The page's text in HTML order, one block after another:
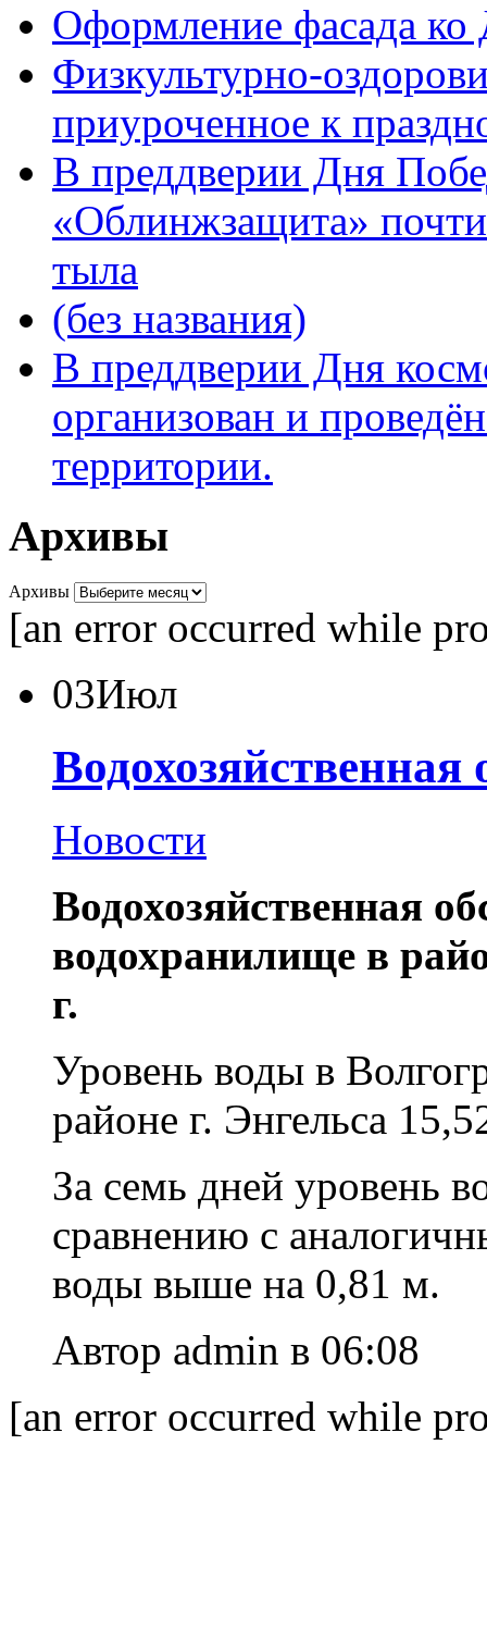
Оформление фасада
Физкультурно-
приуроченное к
В преддверии Дня
«Облинжзащита»
тыла
(без названия)
В преддверии Дня
организован и
территории.
Архивы
Архивы
[an error occurred while
03Июл
Водохозяйственная
Новости
Водохозяйственная
водохранилище в
г.
Уровень воды в
районе г. Энгельса
За семь дней уровень
сравнению с
воды выше на 0,81 м.
Автор admin в 06:08
[an error occurred while